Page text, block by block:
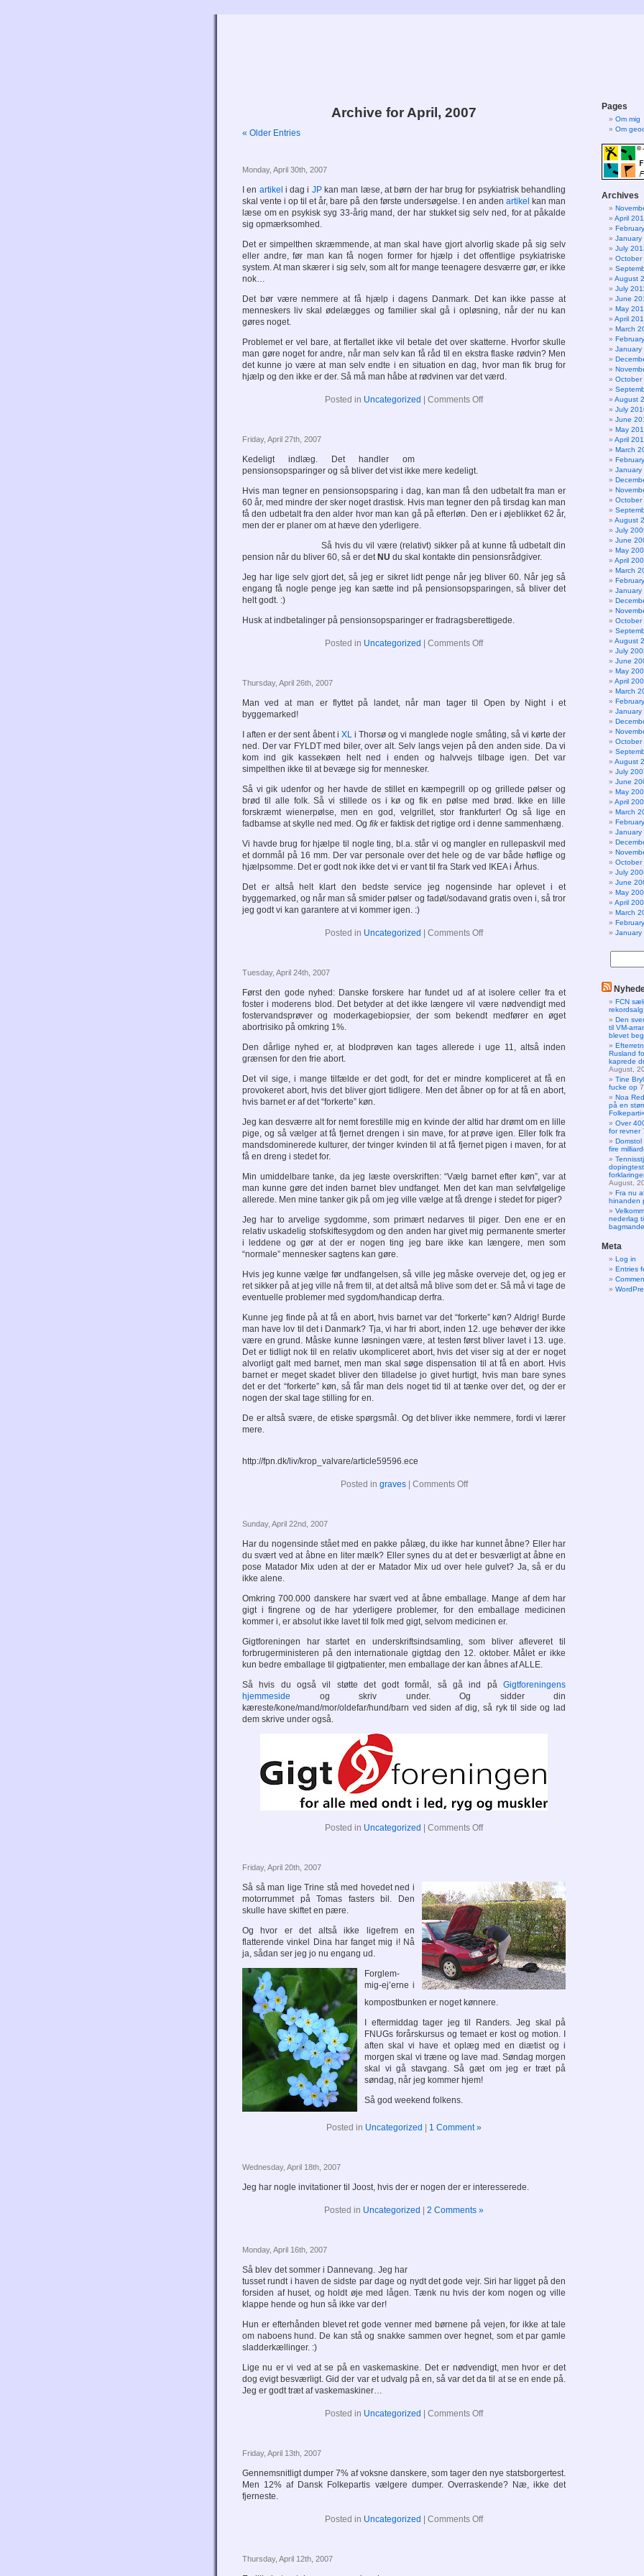
Archive for April, 2007
« Older Entries
Monday, April 30th, 2007
I en artikel i dag i JPkan man læse, at børn der har brug for psykiatrisk behandling
skal vente i op til et år, bare på den første undersøgelse. I en anden artikel
kan man
læse om en psykisk syg 33-årig mand, der har stukket sig selv ned, for at påkalde
sig opmærksomhed.
Det er simpelthen skræmmende, at man skal have gjort alvorlig skade på sig selv
eller andre, før man kan få nogen former for hjælp i det offentlige psykiatriske
system. At man skærer i sig selv, som alt for mange teenagere desværre gør, er ikke
nok…
Det bør være nemmere at få hjælp i dagens Danmark. Det kan ikke passe at
menneskers liv skal ødelægges og familier skal gå i opløsning, når der nu kan
gøres noget.
Problemet er vel bare, at flertallet ikke vil betale det over skatterne. Hvorfor skulle
man gøre noget for andre, når man selv kan få råd til en ekstra flaske rødvin? Men
det kunne jo være at man selv endte i en situation en dag, hvor man fik brug for
hjælp og den ikke er der. Så må man håbe at rødvinen var det værd.
Posted in Uncategorized Comments Offon
Friday, April 27th, 2007
Kedeligt indlæg. Det handler om
pensionsopsparinger og så bliver det vist ikke mere kedeligt.
Hvis man tegner en pensionsopsparing i dag, kan man få den udbetalt fra man er
60 år, med mindre der sker noget drastisk. Hvis man tegner den på tirsdag kan man
få den udbetalt fra den alder hvor man kan gå på efterløn. Den er i øjeblikket 62 år,
men der er planer om at hæve den yderligere.
Så hvis du vil være (relativt) sikker på at kunne få udbetalt din
pension når du bliver 60, så er det NU du skal kontakte din pensionsrådgiver.
Jeg har lige selv gjort det, så jeg er sikret lidt penge når jeg bliver 60. Når jeg så
engang få nogle penge jeg kan sætte ind på pensionsopsparingen, så bliver det
helt godt. :)
Husk at indbetalinger på pensionsopsparinger er fradragsberettigede.
Posted in Uncategorized Comments Offon
Thursday, April 26th, 2007
Man ved at man er flyttet på landet, når man tager til Open by Night i et
byggemarked!
I aften er der sent åbent i XLi Thorsø og vi manglede nogle småting, så vi kørte der
ned. Der var FYLDT med biler, over alt. Selv langs vejen på den anden side. Da vi
kom ind gik kassekøen helt ned i enden og halvvejs tilbage igen. Det var
simpelthen ikke til at bevæge sig for mennesker.
Så vi gik udenfor og her havde de stillet en kæmpegrill op og grillede pølser og
brød til alle folk. Så vi stillede os i kø og fik en pølse med brød. Ikke en lille
forskræmt wienerpølse, men en god, velgrillet, stor frankfurter! Og så lige en
fadbamse at skylle ned med. Og fiker faktisk det rigtige ord i denne sammenhæng.
Vi havde brug for hjælpe til nogle ting, bl.a. står vi og mangler en rullepaskvil med
et dornmål på 16 mm. Der var personale over det hele og de var både høflige og
hjælpsomme. Det er godt nok ikke det vi er vant til fra Stark ved IKEA i Århus.
Det er altså helt klart den bedste service jeg nogensinde har oplevet i et
byggemarked, og når man så smider pølser og fadøl/sodavand gratis oven i, så tror
jeg godt vi kan garantere at vi kommer igen. :)
Posted in Uncategorized Comments Offon
Tuesday, April 24th, 2007
Først den gode nyhed: Danske forskere har fundet ud af at isolere celler fra et
foster i moderens blod. Det betyder at det ikke længere vil være nødvendigt med
fostervandsprøver og moderkagebiopsier, der som bekendt medfører en øget
abortrisiko på omkring 1%.
Den dårlige nyhed er, at blodprøven kan tages allerede i uge 11, altså inden
grænsen for den frie abort.
Det vil sige, i mange tilfælde er det godt, for det er mindre kompliceret at få en
provokeret abort, hvis det bliver gjort tidligere. Men det åbner op for at få en abort,
hvis barnet er af det “forkerte” køn.
Jeg kan desværre alt for nemt forestille mig en kvinde der altid har drømt om en lille
pige, og så vælger at få fjernet drengen i sin mave, for at prøve igen. Eller folk fra
mandsdominerede kulturer, der tvinger kvinden til at få fjernet pigen i maven, for at
få en dreng i stedet for.
Min umiddelbare tanke, da jeg læste overskriften: “Vælg barnet efter køn”, var at
man kunne gøre det inden barnet blev undfanget. Men det kan man selvfølgelige
allerede. Men mine tanker gik på om jeg ville vælge at få drenge i stedet for piger?
Jeg har to arvelige sygdomme, som primært nedarves til piger. Den ene er en
relativ uskadelig stofskiftesygdom og den anden har givet mig permanente smerter
i leddene og gør at der er nogen ting jeg bare ikke kan længere, men som
“normale” mennesker sagtens kan gøre.
Hvis jeg kunne vælge før undfangelsen, så ville jeg måske overveje det, og jeg er
ret sikker på at jeg ville nå frem til, at det altså må blive som det er. Så må vi tage de
eventuelle problemer med sygdom/handicap derfra.
Kunne jeg finde på at få en abort, hvis barnet var det “forkerte” køn? Aldrig! Burde
man have lov til det i Danmark? Tja, vi har fri abort, inden 12. uge behøver der ikke
være en grund. Måske kunne løsningen være, at testen først bliver lavet i 13. uge.
Det er tidligt nok til en relativ ukompliceret abort, hvis det viser sig at der er noget
alvorligt galt med barnet, men man skal søge dispensation til at få en abort. Hvis
barnet er meget skadet bliver den tilladelse jo givet hurtigt, hvis man bare synes
det er det “forkerte” køn, så får man dels noget tid til at tænke over det, og der er
nogen der skal tage stilling for en.
De er altså svære, de etiske spørgsmål. Og det bliver ikke nemmere, fordi vi lærer
mere.
http://fpn.dk/liv/krop_valvare/article59596.ece
Posted in graves| Comments Offon
Sunday, April 22nd, 2007
Har du nogensinde stået med en pakke pålæg, du ikke har kunnet åbne? Eller har
du svært ved at åbne en liter mælk? Eller synes du at det er besværligt at åbne en
pose Matador Mix uden at der er Matador Mix ud over hele gulvet? Ja, så er du
ikke alene.
Omkring 700.000 danskere har svært ved at åbne emballage. Mange af dem har
gigt i fingrene og de har yderligere problemer, for den emballage medicinen
kommer i, er absolut ikke lavet til folk med gigt, selvom medicinen er.
Gigtforeningen har startet en underskriftsindsamling, som bliver afleveret til
forbrugerministeren på den internationale gigtdag den 12. oktober. Målet er ikke
kun bedre emballage til gigtpatienter, men emballage der kan åbnes af ALLE.
Så hvis du også vil støtte det godt formål, så gå ind på Gigtforeningens
hjemmeside og skriv under. Og sidder din
kæreste/kone/mand/mor/oldefar/hund/barn ved siden af dig, så ryk til side og lad
dem skrive under også.
Posted in Uncategorized Comments Offon
Friday, April 20th, 2007
Så så man lige Trine stå med hovedet ned i
motorrummet på Tomas fasters bil. Den
skulle have skiftet en pære.
Og hvor er det altså ikke ligefrem en
flatterende vinkel Dina har fanget mig i! Nå
ja, sådan ser jeg jo nu engang ud.
Forglem-
mig-ej’erne i
kompostbunken er noget kønnere.
I eftermiddag tager jeg til Randers. Jeg skal på
FNUGs forårskursus og temaet er kost og motion. I
aften skal vi have et oplæg med en diætist og i
morgen skal vi træne og lave mad. Søndag morgen
skal vi gå stavgang. Så gæt om jeg er træt på
søndag, når jeg kommer hjem!
Så god weekend folkens.
Posted in Uncategorized 1 Comment »
Wednesday, April 18th, 2007
Jeg har nogle invitationer til Joost, hvis der er nogen der er interesserede.
Posted in Uncategorized 2 Comments »
Monday, April 16th, 2007
Så blev det sommer i Dannevang. Jeg har
tusset rundt i haven de sidste par dage og nydt det gode vejr. Siri har ligget på den
forsiden af huset, og holdt øje med lågen. Tænk nu hvis der kom nogen og ville
klappe hende og hun så ikke var der!
Hun er efterhånden blevet ret gode venner med børnene på vejen, for ikke at tale
om naboens hund. De kan stå og snakke sammen over hegnet, som et par gamle
sladderkællinger. :)
Lige nu er vi ved at se på en vaskemaskine. Det er nødvendigt, men hvor er det
dog evigt besværligt. Gid der var et udvalg på en, så var det da til at se en ende på.
Jeg er godt træt af vaskemaskiner…
Posted in Uncategorized Comments Offon
Friday, April 13th, 2007
Gennemsnitligt dumper 7% af voksne danskere, som tager den nye statsborgertest.
Men 12% af Dansk Folkepartis vælgere dumper. Overraskende? Næ, ikke det
fjerneste.
Posted in Uncategorized Comments Offon
Thursday, April 12th, 2007
Pages
Om mig
Om
Archives
April
January
July
October
August
July
June
May
April
March
January
October
August
July
June
May
April
March
January
October
August
July
June
May
April
March
January
October
August
July
June
May
April
March
January
October
August
July
June
May
April
March
January
October
July
June
May
April
March
January
FCN
rekordsalg
Den
til VM-
blevet
Rusland
kaprede
August,
Tine
fucke op
Noa
på en
Folkeparti«
Over
for revner
Domstol
fire
August,
Fra nu
hinanden
nederlag
Meta
Log in
Entries